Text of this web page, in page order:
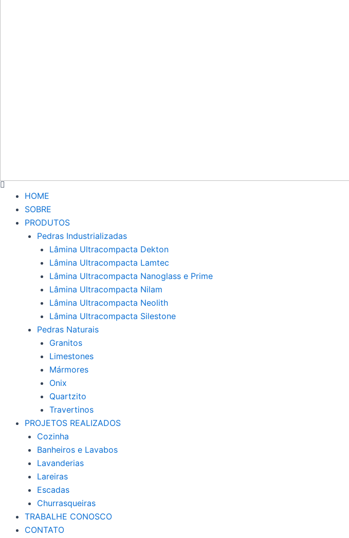
HOME
SOBRE
PRODUTOS
Pedras Industrializadas
Lâmina Ultracompacta Dekton
Lâmina Ultracompacta Lamtec
Lâmina Ultracompacta Nanoglass e Prime
Lâmina Ultracompacta Nilam
Lâmina Ultracompacta Neolith
Lâmina Ultracompacta Silestone
Pedras Naturais
Granitos
Limestones
Mármores
Onix
Quartzito
Travertinos
PROJETOS REALIZADOS
Cozinha
Banheiros e Lavabos
Lavanderias
Lareiras
Escadas
Churrasqueiras
TRABALHE CONOSCO
CONTATO